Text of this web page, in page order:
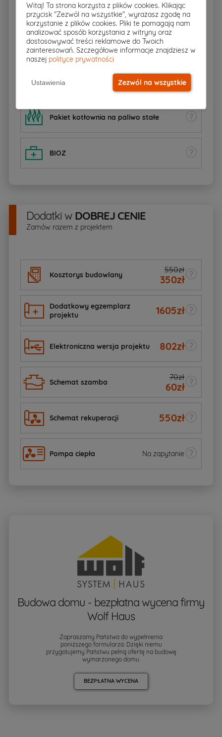
Charakterystyka energetyczna
Zgoda na zmiany
Dziennik budowy
Pakiet kotłownia na paliwo stałe
BIOZ
Dodatki w DOBREJ CENIE
Zamów razem z projektem
Kosztorys budowlany
550zł
350zł
Dodatkowy egzemplarz
projektu
1605zł
Elektroniczna wersja projektu 802zł
Schemat szamba
70zł
60zł
Schemat rekuperacji 550zł
Pompa ciepła Na zapytanie
Budowa domu - bezpłatna wycena firmy
Wolf Haus
Zapraszamy Państwa do wypełnienia
poniższego formularza. Dzięki niemu
przygotujemy Państwu pełną ofertę na budowę
wymarzonego domu.
BEZPŁATNA WYCENA
Witaj! Ta strona korzysta z plików cookies. Klikając
przycisk "Zezwól na wszystkie", wyrażasz zgodę na
korzystanie z plików cookies. Pliki te pomagają nam
analizować sposób korzystania z witryny oraz
dostosowywać treści reklamowe do Twoich
zainteresowań. Szczegółowe informacje znajdziesz w
naszej polityce prywatności
Ustawienia Zezwól na wszystkie